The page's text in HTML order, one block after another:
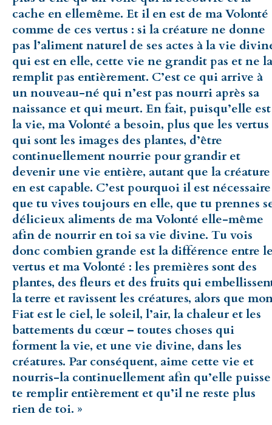
cache en ellemême. Et il en est de ma Volonté
comme de ces vertus : si la créature ne donne
pas l’aliment naturel de ses actes à la vie
qui est en elle, cette vie ne grandit pas et ne la
remplit pas entièrement. C’est ce qui arrive à
un nouveau-né qui n’est pas nourri après sa
naissance et qui meurt. En fait, puisqu’elle est
la vie, ma Volonté a besoin, plus que les vertus
qui sont les images des plantes, d’être
continuellement nourrie pour grandir et
devenir une vie entière, autant que la créature
en est capable. C’est pourquoi il est nécessaire
que tu vives toujours en elle, que tu prennes
délicieux aliments de ma Volonté elle-même
afin de nourrir en toi sa vie divine. Tu vois
donc combien grande est la différence entre
vertus et ma Volonté : les premières sont des
plantes, des fleurs et des fruits qui
la terre et ravissent les créatures, alors que
Fiat est le ciel, le soleil, l’air, la chaleur et les
battements du cœur – toutes choses qui
forment la vie, et une vie divine, dans les
créatures. Par conséquent, aime cette vie et
nourris-la continuellement afin qu’elle puisse
te remplir entièrement et qu’il ne reste plus
rien de toi. »